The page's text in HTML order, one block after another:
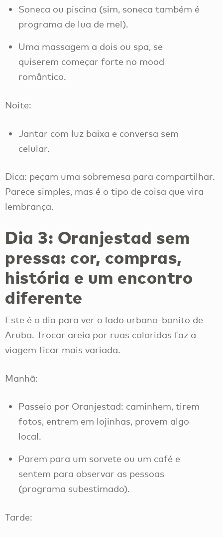
Soneca ou piscina (sim, soneca também é
programa de lua de mel).
Uma massagem a dois ou spa, se
quiserem começar forte no mood
romântico.
Noite:
Jantar com luz baixa e conversa sem
celular.
Dica: peçam uma sobremesa para compartilhar.
Parece simples, mas é o tipo de coisa que vira
lembrança.
Dia 3: Oranjestad sem
pressa: cor, compras,
história e um encontro
diferente
Este é o dia para ver o lado urbano-bonito de
Aruba. Trocar areia por ruas coloridas faz a
viagem ficar mais variada.
Manhã:
Passeio por Oranjestad: caminhem, tirem
fotos, entrem em lojinhas, provem algo
local.
Parem para um sorvete ou um café e
sentem para observar as pessoas
(programa subestimado).
Tarde: